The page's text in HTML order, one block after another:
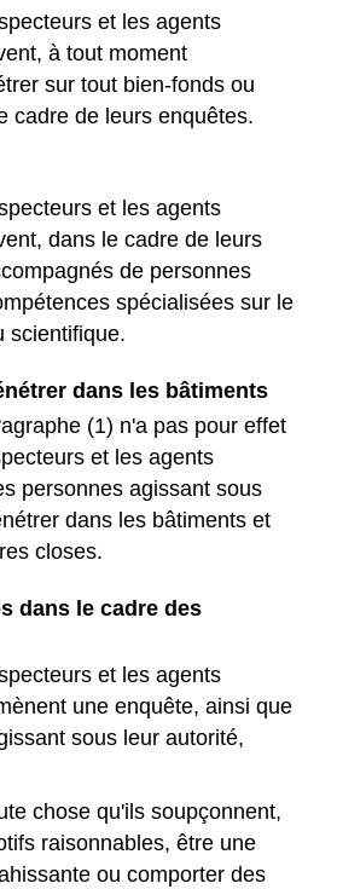
et les agents
à tout moment
sur tout bien-fonds ou
cadre de leurs enquêtes.
et les agents
dans le cadre de leurs
de personnes
spécialisées sur le
scientifique.
dans les bâtiments
(1) n'a pas pour effet
et les agents
personnes agissant sous
dans les bâtiments et
closes.
dans le cadre des
et les agents
une enquête, ainsi que
sous leur autorité,
chose qu'ils soupçonnent,
raisonnables, être une
ou comporter des